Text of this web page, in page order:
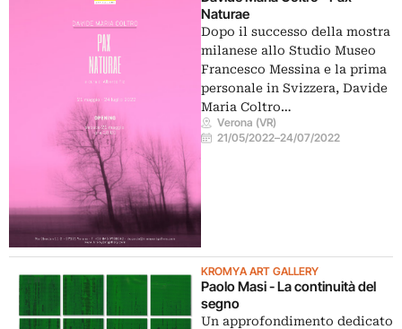
Naturae
Dopo il successo della mostra
milanese allo Studio Museo
Francesco Messina e la prima
personale in Svizzera, Davide
Maria Coltro…
Verona (VR)
21/05/2022–24/07/2022
KROMYA ART GALLERY
Paolo Masi - La continuità del
segno
Un approfondimento dedicato